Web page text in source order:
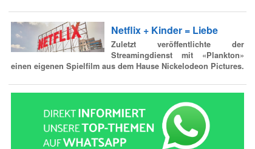
Netflix + Kinder = Liebe
Zuletzt veröffentlichte der
Streamingdienst mit «Plankton»
einen eigenen Spielfilm aus dem Hause Nickelodeon Pictures.